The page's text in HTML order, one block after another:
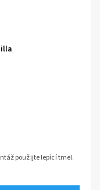
použijte lepící tmel.